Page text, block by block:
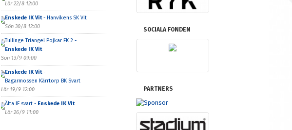
Lör 22/8 12:00
Enskede IK Vit- Hanvikens SK Vit
Sön 30/8 12:00
Tullinge Triangel Pojkar FK 2 -
Enskede IK Vit
Sön 13/9 09:00
Enskede IK Vit-
Bagarmossen Kärrtorp BK Svart
Lör 19/9 12:00
Älta IF svart - Enskede IK Vit
Lör 26/9 11:00
SOCIALA FONDEN
PARTNERS